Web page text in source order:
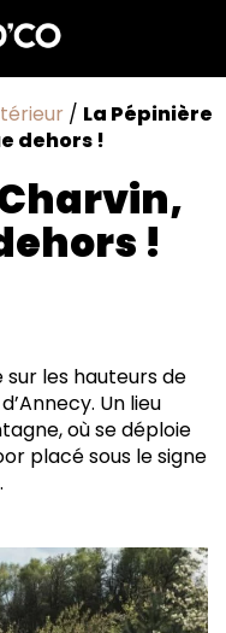
/ La Pépinière
dehors !
!
sur les hauteurs de
Un lieu
où se déploie
placé sous le signe